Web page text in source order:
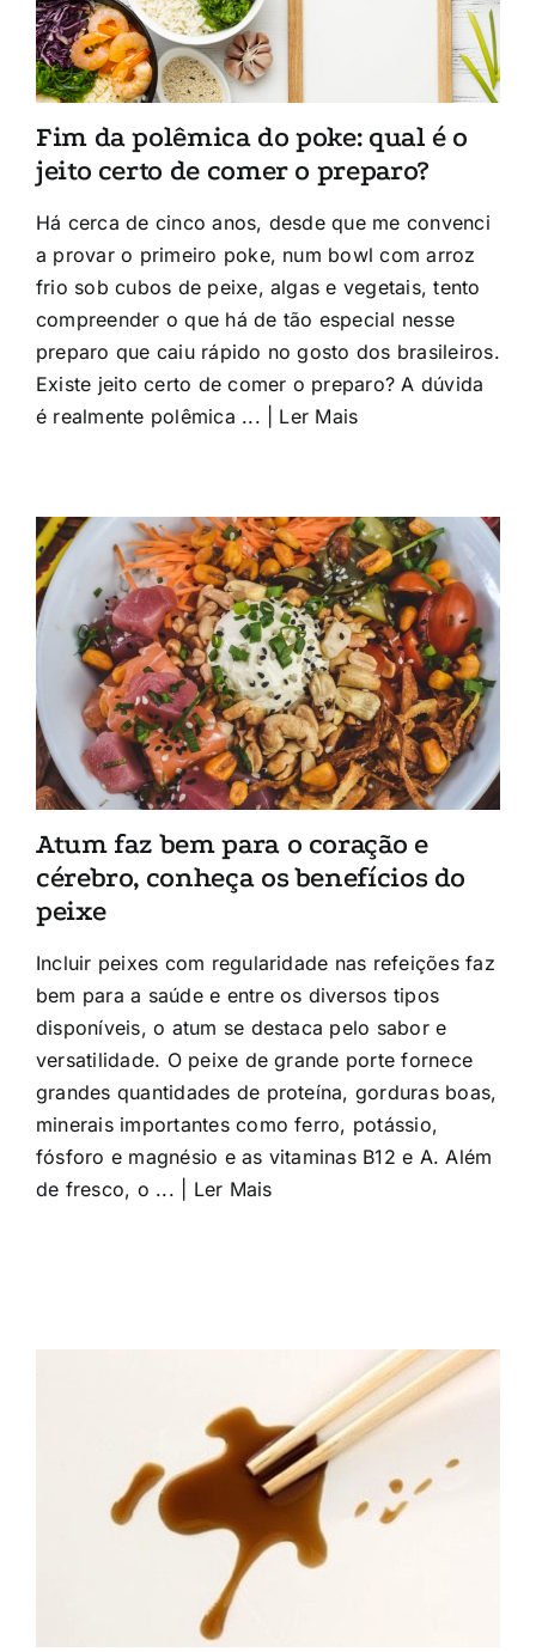
Fim da polêmica do poke: qual é o
jeito certo de comer o preparo?
Há cerca de cinco anos, desde que me convenci
a provar o primeiro poke, num bowl com arroz
frio sob cubos de peixe, algas e vegetais, tento
compreender o que há de tão especial nesse
preparo que caiu rápido no gosto dos brasileiros.
Existe jeito certo de comer o preparo? A dúvida
é realmente polêmica ... | Ler Mais
Atum faz bem para o coração e
cérebro, conheça os benefícios do
peixe
Incluir peixes com regularidade nas refeições faz
bem para a saúde e entre os diversos tipos
disponíveis, o atum se destaca pelo sabor e
versatilidade. O peixe de grande porte fornece
grandes quantidades de proteína, gorduras boas,
minerais importantes como ferro, potássio,
fósforo e magnésio e as vitaminas B12 e A. Além
de fresco, o ... | Ler Mais